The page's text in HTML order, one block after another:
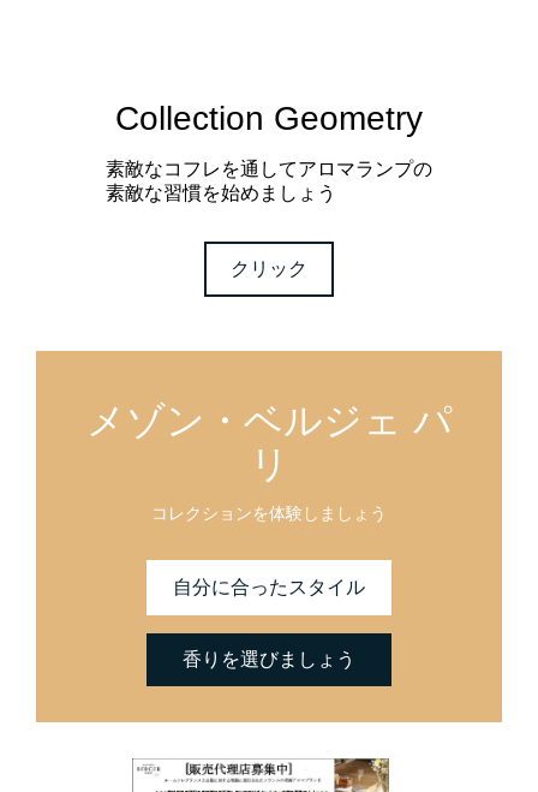
Collection Geometry
素敵なコフレを通してアロマランプの
素敵な習慣を始めましょう
クリック
メゾン・ベルジェ パ
リ
コレクションを体験しましょう
自分に合ったスタイル
香りを選びましょう